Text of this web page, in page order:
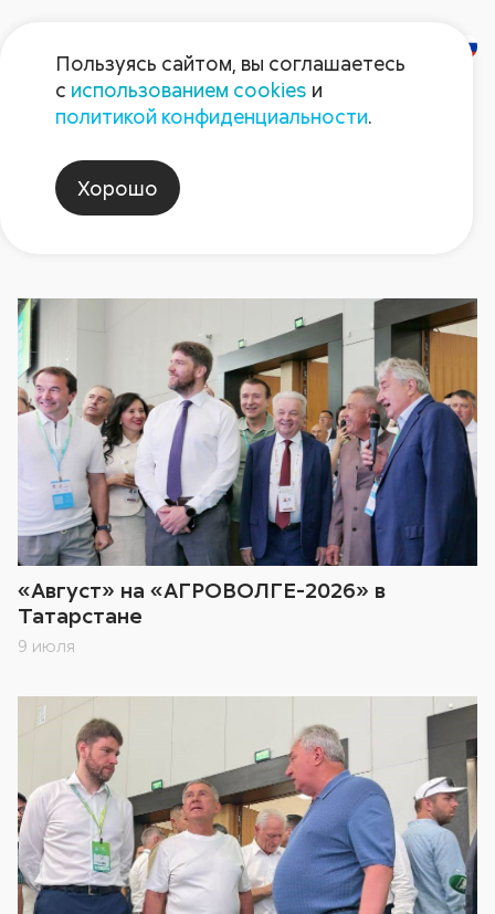
Новости
«Август» на «АГРОВОЛГЕ-2026» в
Татарстане
9 июля
Пользуясь сайтом, вы соглашаетесь
с использованием cookies и
политикой конфиденциальности.
Хорошо